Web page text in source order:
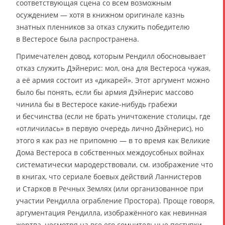
соответствующая сцена со всем возможным
осуждением — хотя в книжном оригинале казнь
знатных пленников за отказ служить победителю
в Вестеросе была распространена.
Примечателен довод, которым Рендилл обосновывает
отказ служить Дэйнерис: мол, она для Вестероса чужая,
а её армия состоит из «дикарей». Этот аргумент можно
было бы понять, если бы армия Дэйнерис массово
чинила бы в Вестеросе какие-нибудь грабежи
и бесчинства (если не брать уничтожение столицы, где
«отличилась» в первую очередь лично Дэйнерис), но
этого я как раз не припомню — в то время как Великие
Дома Вестероса в собственных междоусобных войнах
систематически мародерствовали, см. изображение что
в книгах, что сериале боевых действий Ланнистеров
и Старков в Речных Землях (или организованное при
участии Рендилла ограбление Простора). Проще говоря,
аргументация Рендилла, изображённого как невинная